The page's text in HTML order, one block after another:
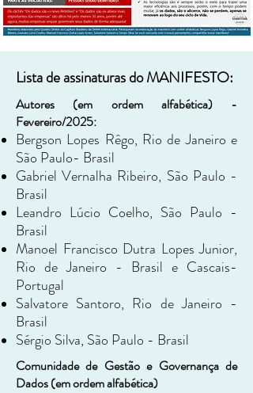
Lista de assinaturas do MANIFESTO:
Autores (em ordem alfabética) -
Fevereiro/2025:
Bergson Lopes Rêgo, Rio de Janeiro e
São Paulo- Brasil
Gabriel Vernalha Ribeiro, São Paulo -
Brasil
Leandro Lúcio Coelho, São Paulo -
Brasil
Manoel Francisco Dutra Lopes Junior,
Rio de Janeiro - Brasil e Cascais-
Portugal
Salvatore Santoro, Rio de Janeiro -
Brasil
Sérgio Silva, São Paulo - Brasil
Comunidade de Gestão e Governança de
Dados (em ordem alfabética)